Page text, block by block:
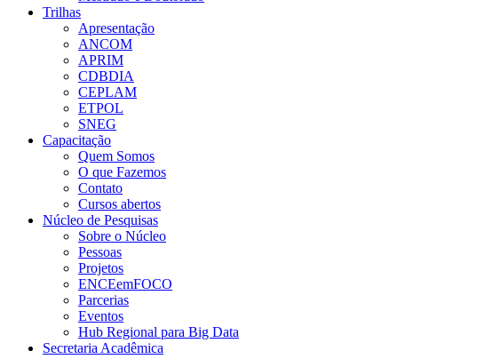
Trilhas
Apresentação
ANCOM
APRIM
CDBDIA
CEPLAM
ETPOL
SNEG
Capacitação
Quem Somos
O que Fazemos
Contato
Cursos abertos
Núcleo de Pesquisas
Sobre o Núcleo
Pessoas
Projetos
ENCEemFOCO
Parcerias
Eventos
Hub Regional para Big Data
Secretaria Acadêmica